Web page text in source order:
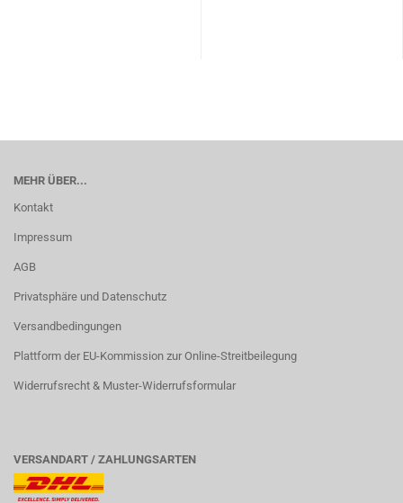
MEHR ÜBER...
Kontakt
Impressum
AGB
Privatsphäre und Datenschutz
Versandbedingungen
Plattform der EU-Kommission zur Online-Streitbeilegung
Widerrufsrecht & Muster-Widerrufsformular
VERSANDART / ZAHLUNGSARTEN